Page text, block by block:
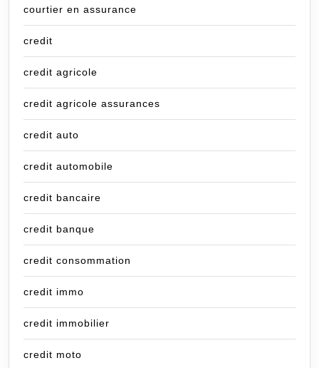
courtier en assurance
credit
credit agricole
credit agricole assurances
credit auto
credit automobile
credit bancaire
credit banque
credit consommation
credit immo
credit immobilier
credit moto